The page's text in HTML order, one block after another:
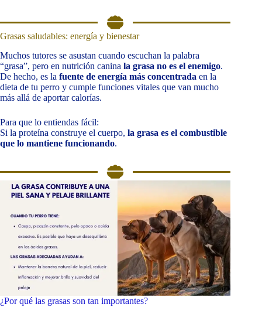
Grasas saludables: energía y bienestar
Muchos tutores se asustan cuando escuchan la palabra
“grasa”, pero en nutrición canina la grasa no es el enemigo.
De hecho, es la fuente de energía más concentrada en la
dieta de tu perro y cumple funciones vitales que van mucho
más allá de aportar calorías.
Para que lo entiendas fácil:
Si la proteína construye el cuerpo, la grasa es el combustible
que lo mantiene funcionando.
¿Por qué las grasas son tan importantes?